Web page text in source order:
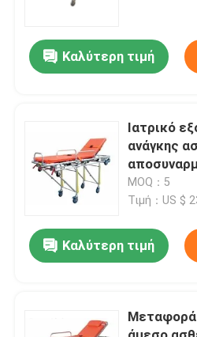
Δίπλωμα του ιατρικού
Δίπλωμα του φορείου
Φορείο εδρών σκαλοπατιών
Χειρωνακτικά
Καλύτερη τιμή
Ιατρικό
ανάγκης
MOQ：5
Τιμή：US $
Καλύτερη τιμή